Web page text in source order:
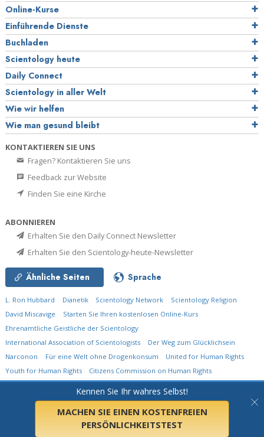
Kennen Sie Ihr wahres Selbst!
MACHEN SIE EINEN KOSTENFREIEN
PERSÖNLICHKEITSTEST
Online-Kurse
Einführende Dienste
Buchladen
Scientology heute
Daily Connect
Scientology in aller Welt
Wie wir helfen
Wie man gesund bleibt
KONTAKTIEREN SIE UNS
Fragen? Kontaktieren Sie uns
Feedback zur Website
Finden Sie eine Kirche
ABONNIEREN
Erhalten Sie den Daily Connect Newsletter
Erhalten Sie den Scientology-heute-Newsletter
Ähnliche Seiten Sprache
L. Ron Hubbard Dianetik Scientology Network
Scientology Religion
David Miscavige
Starten Sie Ihren kostenlosen Online-Kurs
Ehrenamtliche Geistliche der Scientology
International Association of Scientologists
Der Weg zum Glücklichsein
Narconon
Für eine Welt ohne Drogenkonsum
United for Human Rights
Youth for Human Rights
Citizens Commission on Human Rights
Church of Scientology International.Alle Rechte vorbehalten.
Datenschutzerklärung•Cookie-Erklärung•Nutzungsbedingungen•Rechtliche